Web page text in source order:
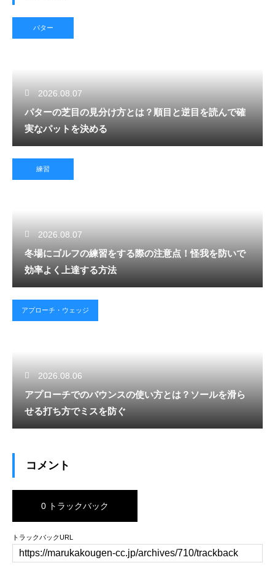
パター
2026.08.07
パターの芝目の見分け方とは？順目と逆目を読んで確
実なパットを決める
練習
2026.08.07
冬場にゴルフの練習をする際の注意点！怪我を防いで
効率よく上達する方法
アプローチ・ウェッジ
2026.08.06
アプローチでのバウンスの使い方とは？ソールを滑ら
せる打ち方でミスを防ぐ
コメント
0 トラックバック
トラックバックURL